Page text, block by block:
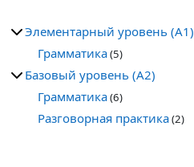
Элементарный уровень (A1)
Грамматика(5)
Базовый уровень (A2)
Грамматика(6)
Разговорная практика(2)